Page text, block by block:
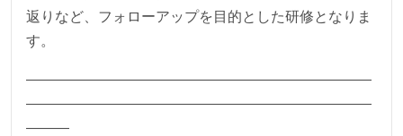
返りなど、フォローアップを目的とした研修となりま
す。
————————————————————————
————————————————————————
———